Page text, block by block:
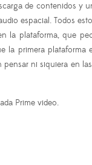
de contenidos y
espacial. Todos
la plataforma, que
la primera plataforma
ni siquiera en
Prime video.